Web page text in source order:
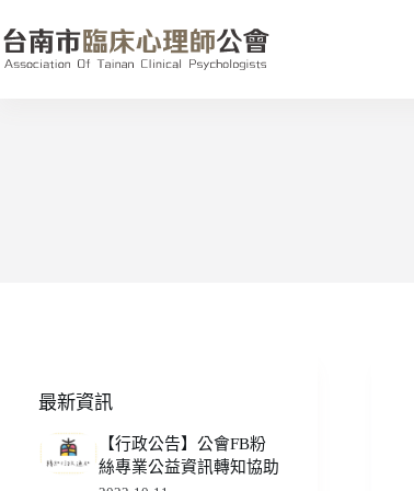
至
主
最新資訊
【行政公告】公會FB粉
絲專業公益資訊轉知協助